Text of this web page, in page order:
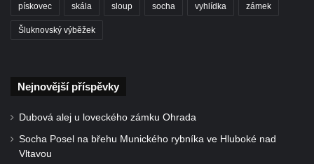
Socha svaté Anny u domu čp. 3 v Oparnu
Lavička Václava Havla v Pardubicích
Upoutávka JduHřebenovkou u parkoviště
na Mezní Louce
Kamenný obelisk na vyhlídce u Pravčické
brány
pískovec skála sloup socha vyhlídka zámek
Šluknovský výběžek
Nejnovější příspěvky
Dubová alej u loveckého zámku Ohrada
Socha Posel na břehu Munického rybníka ve Hluboké nad
Vltavou